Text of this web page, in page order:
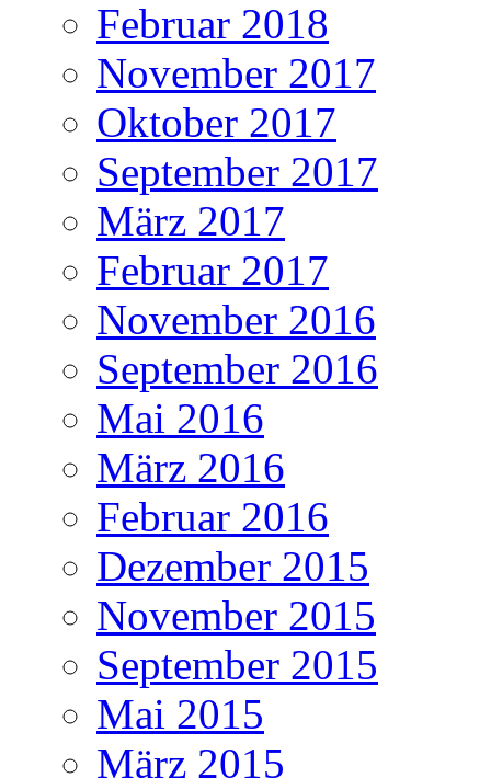
Februar 2018
November 2017
Oktober 2017
September 2017
März 2017
Februar 2017
November 2016
September 2016
Mai 2016
März 2016
Februar 2016
Dezember 2015
November 2015
September 2015
Mai 2015
März 2015